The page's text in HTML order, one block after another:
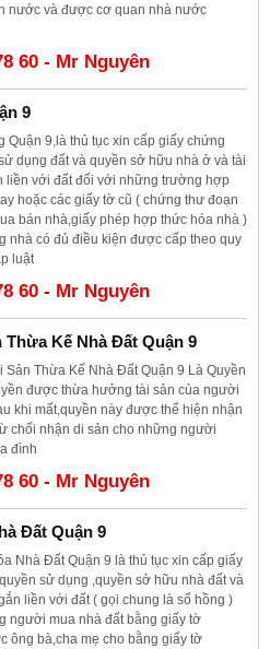
nước và được cơ quan nhà nước
60 - Mr Nguyên
9
Quận 9,là thủ tục xin cấp giấy chứng
dụng đất và quyền sở hữu nhà ở và tài
liền với đất đối với những trường hợp
hoặc các giấy tờ cũ ( chứng thư đoạn
bán nhà,giấy phép hợp thức hóa nhà )
nhà có đủ điều kiện được cấp theo quy
luật
60 - Mr Nguyên
Thừa Kế Nhà Đất Quận 9
Sản Thừa Kế Nhà Đất Quận 9 Là Quyền
được thừa hưởng tài sản của người
khi mất,quyền này được thể hiện nhận
chối nhận di sản cho những người
đình
60 - Mr Nguyên
Đất Quận 9
Nhà Đất Quận 9 là thủ tục xin cấp giấy
sử dụng ,quyền sở hữu nhà đất và
liền với đất ( gọi chung là sổ hồng )
người mua nhà đất bằng giấy tờ
ông bà,cha mẹ cho bằng giấy tờ